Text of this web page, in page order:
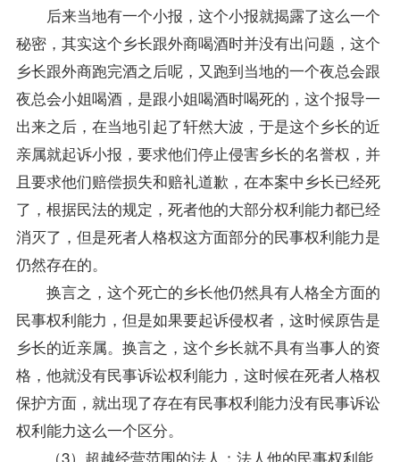
后来当地有一个小报，这个小报就揭露了这么一个
秘密，其实这个乡长跟外商喝酒时并没有出问题，这个
乡长跟外商跑完酒之后呢，又跑到当地的一个夜总会跟
夜总会小姐喝酒，是跟小姐喝酒时喝死的，这个报导一
出来之后，在当地引起了轩然大波，于是这个乡长的近
亲属就起诉小报，要求他们停止侵害乡长的名誉权，并
且要求他们赔偿损失和赔礼道歉，在本案中乡长已经死
了，根据民法的规定，死者他的大部分权利能力都已经
消灭了，但是死者人格权这方面部分的民事权利能力是
仍然存在的。
换言之，这个死亡的乡长他仍然具有人格全方面的
民事权利能力，但是如果要起诉侵权者，这时候原告是
乡长的近亲属。换言之，这个乡长就不具有当事人的资
格，他就没有民事诉讼权利能力，这时候在死者人格权
保护方面，就出现了存在有民事权利能力没有民事诉讼
权利能力这么一个区分。
（3）超越经营范围的法人：法人他的民事权利能